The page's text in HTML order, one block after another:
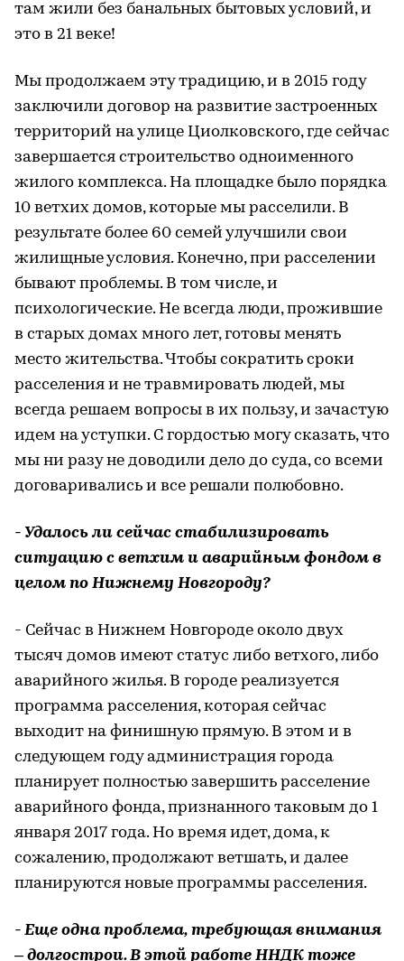
там жили без банальных бытовых условий, и
это в 21 веке!
Мы продолжаем эту традицию, и в 2015 году
заключили договор на развитие застроенных
территорий на улице Циолковского, где сейчас
завершается строительство одноименного
жилого комплекса. На площадке было порядка
10 ветхих домов, которые мы расселили. В
результате более 60 семей улучшили свои
жилищные условия. Конечно, при расселении
бывают проблемы. В том числе, и
психологические. Не всегда люди, прожившие
в старых домах много лет, готовы менять
место жительства. Чтобы сократить сроки
расселения и не травмировать людей, мы
всегда решаем вопросы в их пользу, и зачастую
идем на уступки. С гордостью могу сказать, что
мы ни разу не доводили дело до суда, со всеми
договаривались и все решали полюбовно.
- Удалось ли сейчас стабилизировать
ситуацию с ветхим и аварийным фондом в
целом по Нижнему Новгороду?
- Сейчас в Нижнем Новгороде около двух
тысяч домов имеют статус либо ветхого, либо
аварийного жилья. В городе реализуется
программа расселения, которая сейчас
выходит на финишную прямую. В этом и в
следующем году администрация города
планирует полностью завершить расселение
аварийного фонда, признанного таковым до 1
января 2017 года. Но время идет, дома, к
сожалению, продолжают ветшать, и далее
планируются новые программы расселения.
- Еще одна проблема, требующая внимания
– долгострои. В этой работе ННДК тоже